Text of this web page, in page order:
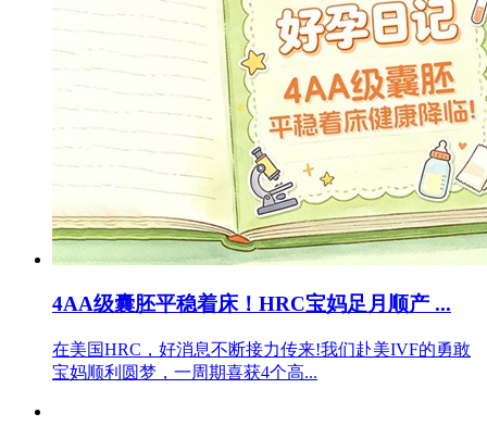
4AA级囊胚平稳着床！HRC宝妈足月顺产 ...
在美国HRC，好消息不断接力传来!我们赴美IVF的勇敢
宝妈顺利圆梦，一周期喜获4个高...